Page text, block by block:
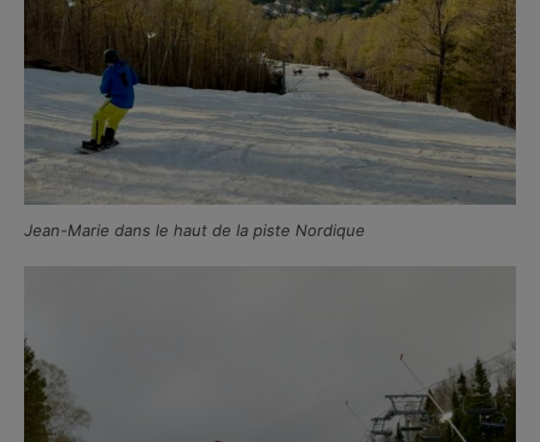
Jean-Marie dans le haut de la piste Nordique